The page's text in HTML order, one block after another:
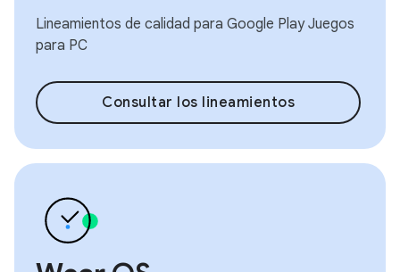
Lineamientos de calidad para Google Play Juegos
para PC
Consultar los lineamientos